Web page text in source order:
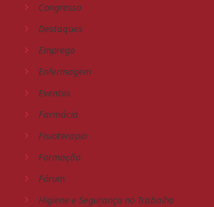
Congresso
Destaques
Emprego
Enfermagem
Eventos
Farmácia
Fisioterapia
Formação
Fórum
Higiene e Segurança no Trabalho